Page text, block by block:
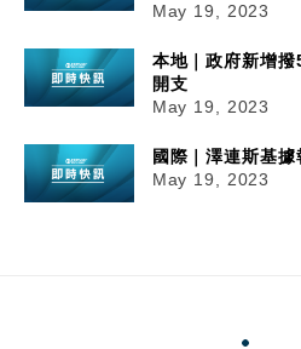
May 19, 2023
本地｜政府新增
開支
May 19, 2023
國際｜澤連斯基
May 19, 2023